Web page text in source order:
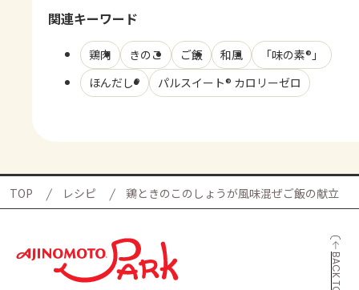
関連キーワード
鶏肉 きのこ ご飯 和風
「味の素®」
ほんだし®
パルスイート® カロリーゼロ
TOP レシピ 鶏ときのこのしょうが風味混ぜご飯の献立